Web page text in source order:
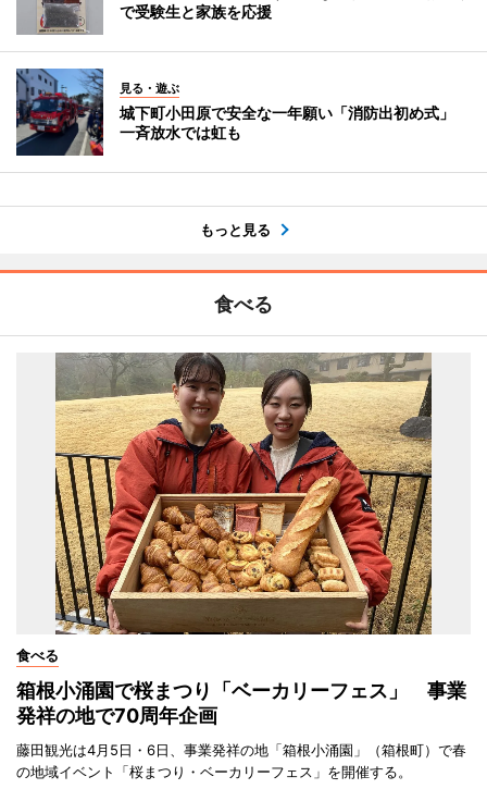
で受験生と家族を応援
見る・遊ぶ
城下町小田原で安全な一年願い「消防出初め式」
一斉放水では虹も
もっと見る
食べる
食べる
箱根小涌園で桜まつり「ベーカリーフェス」 事業
発祥の地で70周年企画
藤田観光は4月5日・6日、事業発祥の地「箱根小涌園」（箱根町）で春
の地域イベント「桜まつり・ベーカリーフェス」を開催する。